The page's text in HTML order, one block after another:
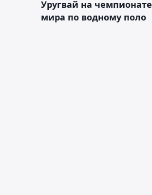
Уругвай на чемпионате
мира по водному поло